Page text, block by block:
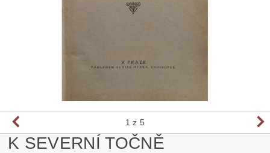
1 z 5
K SEVERNÍ TOČNĚ